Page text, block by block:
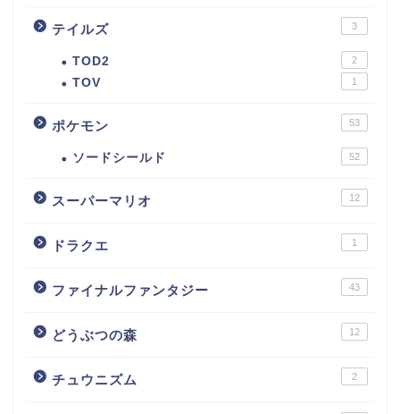
テイルズ 3
TOD2 2
TOV 1
ポケモン 53
ソードシールド 52
スーパーマリオ 12
ドラクエ 1
ファイナルファンタジー 43
どうぶつの森 12
チュウニズム 2